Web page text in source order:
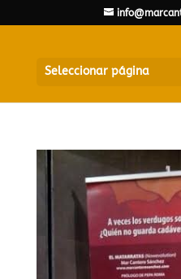
Seleccionar página